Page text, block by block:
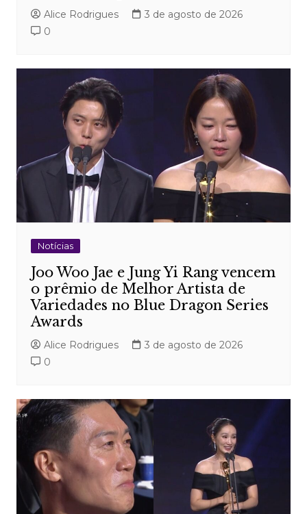
Alice Rodrigues
3 de agosto de 2026
0
Notícias
Joo Woo Jae e Jung Yi Rang vencem
o prêmio de Melhor Artista de
Variedades no Blue Dragon Series
Awards
Alice Rodrigues
3 de agosto de 2026
0